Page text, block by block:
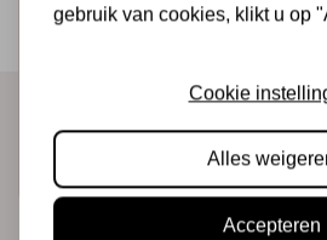
Ontvang als eerste onze actie en
gebruik van cookies, klikt u op
Cookie
Alles
Accepteren